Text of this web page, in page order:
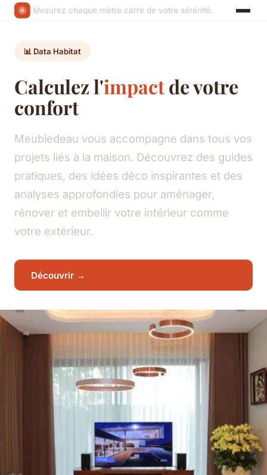
Mesurez chaque mètre carré de votre sérénité.
📊 Data Habitat
Calculez l'impactde votre
confort
Meubledeau vous accompagne dans tous vos
projets liés à la maison. Découvrez des guides
pratiques, des idées déco inspirantes et des
analyses approfondies pour aménager,
rénover et embellir votre intérieur comme
votre extérieur.
Découvrir →